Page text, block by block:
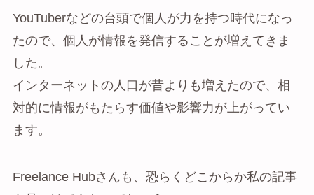
YouTuberなどの台頭で個人が力を持つ時代になっ
たので、個人が情報を発信することが増えてきま
した。
インターネットの人口が昔よりも増えたので、相
対的に情報がもたらす価値や影響力が上がってい
ます。
Freelance Hubさんも、恐らくどこからか私の記事